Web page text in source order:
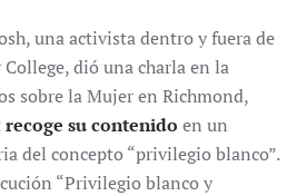
una activista dentro y fuera de
dió una charla en la
sobre la Mujer en Richmond,
recoge su contenido en un
del concepto “privilegio blanco”.
“Privilegio blanco y